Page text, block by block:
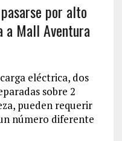
por alto
a Mall Aventura
eléctrica, dos
sobre 2
pueden requerir
número diferente